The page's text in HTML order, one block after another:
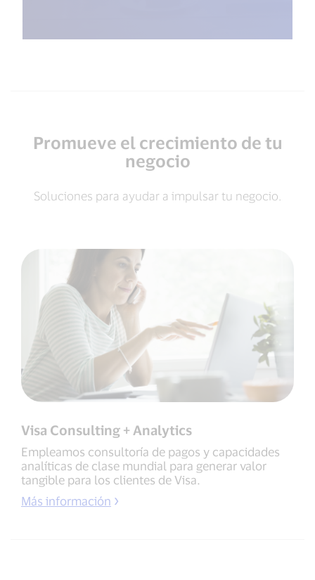
Promueve el crecimiento de tu
negocio
Soluciones para ayudar a impulsar tu negocio.
Visa Consulting + Analytics
Empleamos consultoría de pagos y capacidades
analíticas de clase mundial para generar valor
tangible para los clientes de Visa.
Más información